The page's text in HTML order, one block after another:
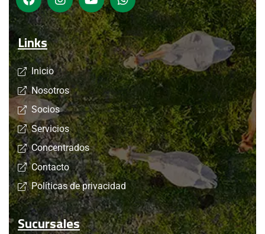
Links
Inicio
Nosotros
Socios
Servicios
Concentrados
Contacto
Políticas de privacidad
Sucursales